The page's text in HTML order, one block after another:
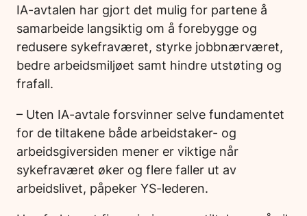
IA-avtalen har gjort det mulig for partene å
samarbeide langsiktig om å forebygge og
redusere sykefraværet, styrke jobbnærværet,
bedre arbeidsmiljøet samt hindre utstøting og
frafall.
– Uten IA-avtale forsvinner selve fundamentet
for de tiltakene både arbeidstaker- og
arbeidsgiversiden mener er viktige når
sykefraværet øker og flere faller ut av
arbeidslivet, påpeker YS-lederen.